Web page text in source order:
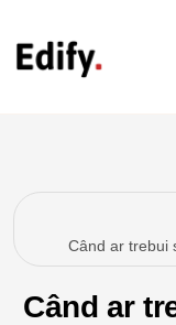
Când ar trebui
Când ar